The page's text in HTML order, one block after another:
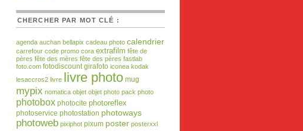
CHERCHER PAR MOT CLÉ :
agenda auchan bellapix cadeau photo calendrier
carrefour code promo cora extrafilm fête de
pères fête des mères fête des pères fastlab
foto.com fotodiscount girafoto iconea kodak
lesaccros2 livre livre photo mug
mypix nomatica objet objet photo pack photo
photobox photocite photoreflex
photoservice photostation photoways
photoweb pixiphot pixum poster posterxxl